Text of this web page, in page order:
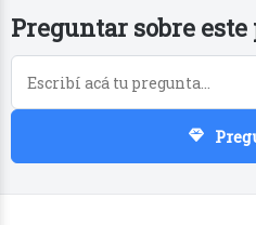
Preguntar sobre